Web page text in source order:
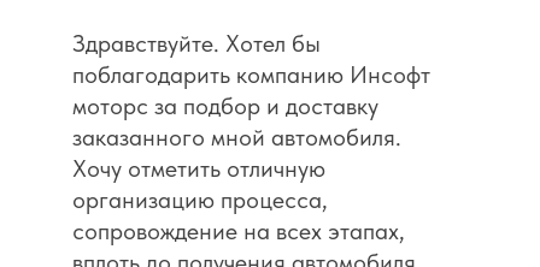
Здравствуйте. Хотел бы
поблагодарить компанию Инсофт
моторс за подбор и доставку
заказанного мной автомобиля.
Хочу отметить отличную
организацию процесса,
сопровождение на всех этапах,